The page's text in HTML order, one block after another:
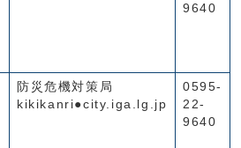
9640
防災危機対策局
kikikanri●city.iga.lg.jp
0595-
22-
9640